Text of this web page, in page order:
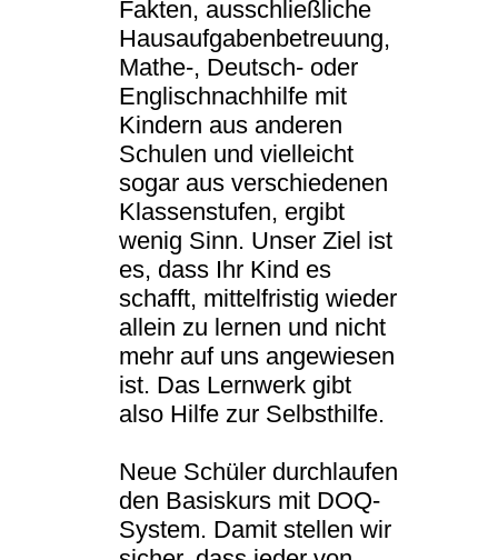
Fakten, ausschließliche
Hausaufgabenbetreuung,
Mathe-, Deutsch- oder
Englischnachhilfe mit
Kindern aus anderen
Schulen und vielleicht
sogar aus verschiedenen
Klassenstufen, ergibt
wenig Sinn. Unser Ziel ist
es, dass Ihr Kind es
schafft, mittelfristig wieder
allein zu lernen und nicht
mehr auf uns angewiesen
ist. Das Lernwerk gibt
also Hilfe zur Selbsthilfe.
Neue Schüler durchlaufen
den Basiskurs mit DOQ-
System. Damit stellen wir